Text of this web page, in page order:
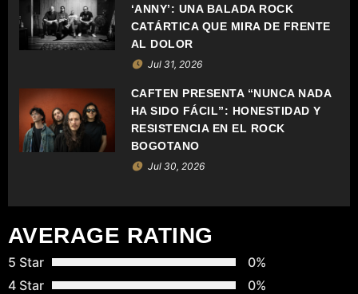
D
E
N
T
A
D
A
‘ANNY’: UNA BALADA ROCK
CATÁRTICA QUE MIRA DE FRENTE
AL DOLOR
Jul 31, 2026
CAFTEN PRESENTA “NUNCA NADA
HA SIDO FÁCIL”: HONESTIDAD Y
RESISTENCIA EN EL ROCK
BOGOTANO
Jul 30, 2026
AVERAGE RATING
5 Star
0%
4 Star
0%